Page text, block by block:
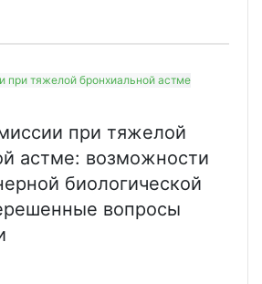
при тяжелой
астме: возможности
биологической
вопросы